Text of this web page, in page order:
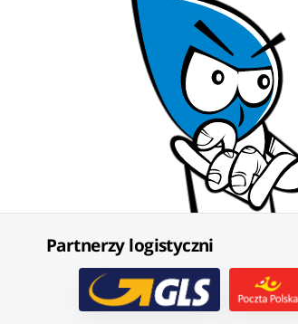
Partnerzy logistyczni